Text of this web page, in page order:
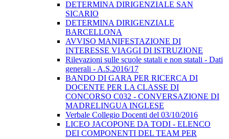
DETERMINA DIRIGENZIALE SAN
SICARIO
DETERMINA DIRIGENZIALE
BARCELLONA
AVVISO MANIFESTAZIONE DI
INTERESSE VIAGGI DI ISTRUZIONE
Rilevazioni sulle scuole statali e non statali - Dati
generali - A.S.2016/17
BANDO DI GARA PER RICERCA DI
DOCENTE PER LA CLASSE DI
CONCORSO C032 - CONVERSAZIONE DI
MADRELINGUA INGLESE
Verbale Collegio Docenti del 03/10/2016
LICEO JACOPONE DA TODI - ELENCO
DEI COMPONENTI DEL TEAM PER